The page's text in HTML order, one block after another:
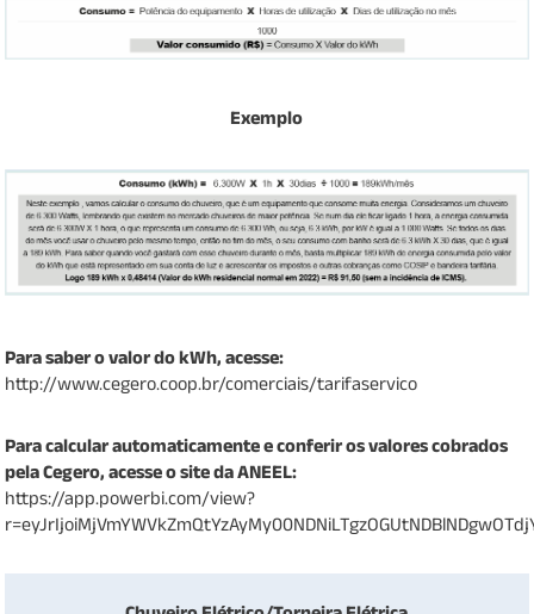
Exemplo
Para saber o valor do kWh, acesse:
http://www.cegero.coop.br/comerciais/tarifaservico
Para calcular automaticamente e conferir os valores cobrados
pela Cegero, acesse o site da ANEEL:
https://app.powerbi.com/view?